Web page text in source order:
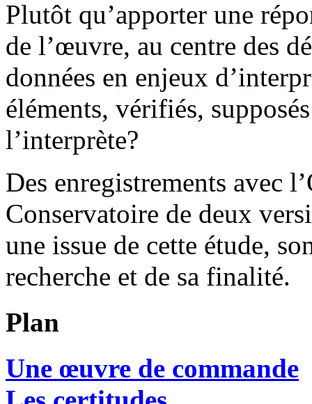
Plutôt qu’apporter une
de l’œuvre, au centre des
données en enjeux
éléments, vérifiés,
l’interprète?
Des enregistrements avec
Conservatoire de deux
une issue de cette étude,
recherche et de sa finalité.
Plan
Une œuvre de commande